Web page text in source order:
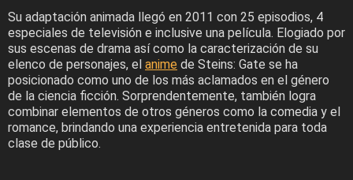
Su adaptación animada llegó en 2011 con 25 episodios, 4
especiales de televisión e inclusive una película. Elogiado por
sus escenas de drama así como la caracterización de su
elenco de personajes, el anime de Steins: Gate se ha
posicionado como uno de los más aclamados en el género
de la ciencia ficción. Sorprendentemente, también logra
combinar elementos de otros géneros como la comedia y el
romance, brindando una experiencia entretenida para toda
clase de público.